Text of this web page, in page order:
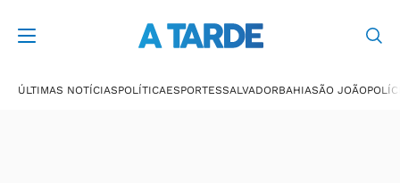
ÚLTIMAS NOTÍCIASPOLÍTICAESPORTESSALVADORBAHIASÃO JOÃO